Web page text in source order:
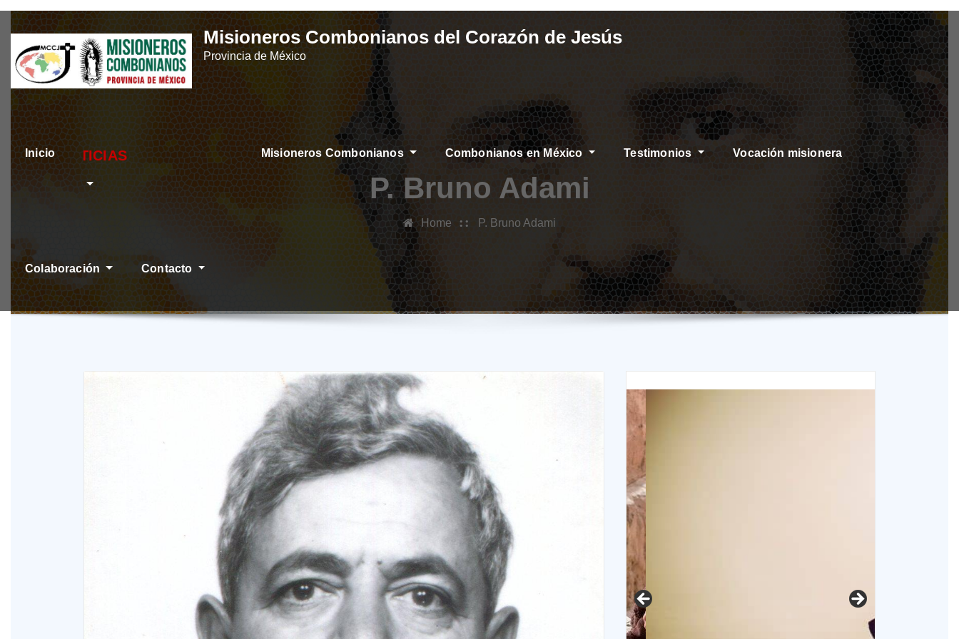
Skip
content
Misioneros Combonianos del Corazón de Jesús
Provincia de México
Inicio ÚLTIMAS NOTICIASMisioneros Combonianos Combonianos en México Testimonios Vocación misionera
Colaboración Contacto
P. Bruno Adami
Home P. Bruno Adami